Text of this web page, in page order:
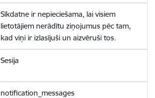
Sīkdatne ir nepieciešama, lai visiem
lietotājiem nerādītu ziņojumus pēc tam,
kad viņi ir izlasījuši un aizvēruši tos.
Sesija
notification_messages